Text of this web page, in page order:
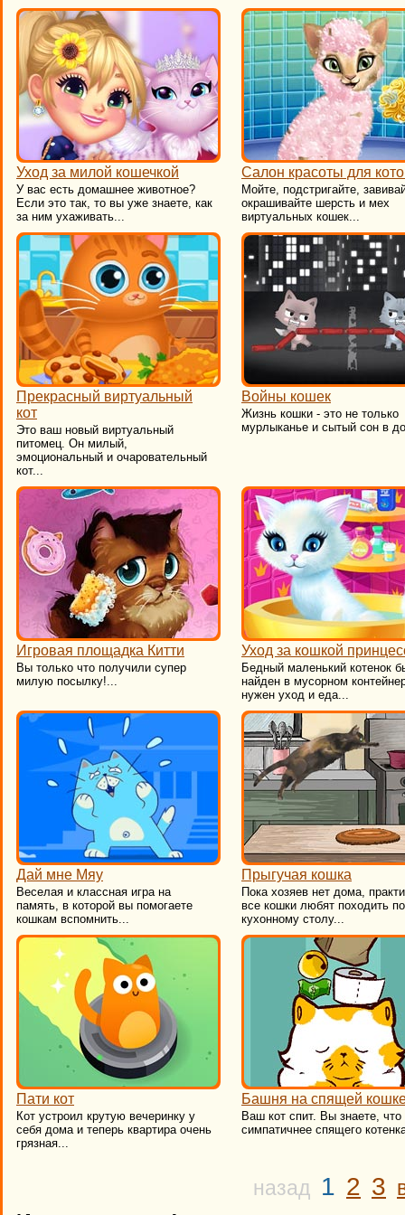
Уход за милой кошечкой
У вас есть домашнее животное?
Если это так, то вы уже знаете, как
за ним ухаживать...
Салон красоты для
Мойте, подстригайте,
окрашивайте шерсть и мех
виртуальных кошек...
Прекрасный виртуальный
кот
Это ваш новый виртуальный
питомец. Он милый,
эмоциональный и очаровательный
кот...
Войны кошек
Жизнь кошки - это не только
мурлыканье и сытый сон в
Игровая площадка Китти
​Вы только что получили супер
милую посылку!...
Уход за кошкой
Бедный маленький котенок
найден в мусорном
нужен уход и еда...
Дай мне Мяу
Веселая и классная игра на
память, в которой вы помогаете
кошкам вспомнить...
Прыгучая кошка
Пока хозяев нет дома,
все кошки любят походить по
кухонному столу...
Пати кот
Кот устроил крутую вечеринку у
себя дома и теперь квартира очень
грязная...
Башня на спящей
Ваш кот спит. Вы знаете, что
симпатичнее спящего
назад 1 2 3